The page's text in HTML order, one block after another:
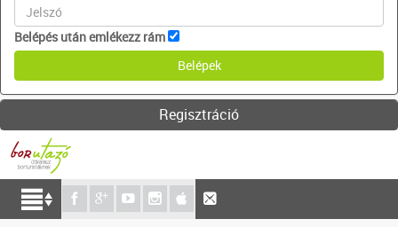
Belépés után emlékezz rám
Regisztráció